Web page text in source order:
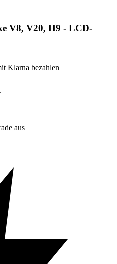
V8, V20, H9 - LCD-
Klarna bezahlen
aus